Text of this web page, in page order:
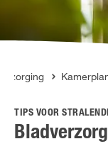
Tot je dienst
Onderneming
TIPS VOOR